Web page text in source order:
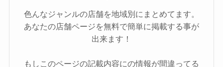
色んなジャンルの店舗を地域別にまとめてます。
あなたの店舗ページを無料で簡単に掲載する事が
出来ます！
もしこのページの記載内容にの情報が間違ってる